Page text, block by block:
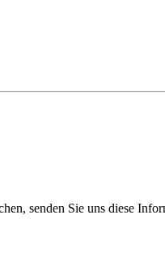
senden Sie uns diese